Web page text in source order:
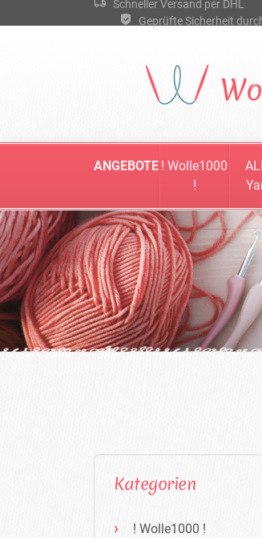
Schneller Versand per DHL
Geprüfte Sicherheit
ANGEBOTE ! Wolle1000
!
Kategorien
! Wolle1000 !